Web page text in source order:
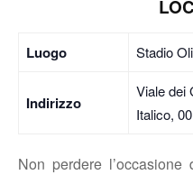
Luogo Stadio
Indirizzo
Viale dei
Italico,
Non perdere